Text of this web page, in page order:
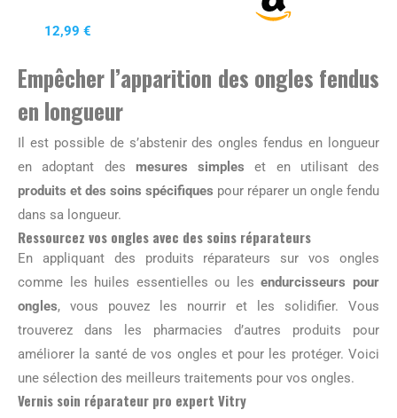
12,99 €
Empêcher l’apparition des ongles fendus
en longueur
Il est possible de s’abstenir des ongles fendus en longueur
en adoptant des mesures simples et en utilisant des
produits et des soins spécifiques pour réparer un ongle fendu
dans sa longueur.
Ressourcez vos ongles avec des soins réparateurs
En appliquant des produits réparateurs sur vos ongles
comme les huiles essentielles ou lesendurcisseurs pour
ongles, vous pouvez les nourrir et les solidifier. Vous
trouverez dans les pharmacies d’autres produits pour
améliorer la santé de vos ongles et pour les protéger. Voici
une sélection des meilleurs traitements pour vos ongles.
Vernis soin réparateur pro expert Vitry